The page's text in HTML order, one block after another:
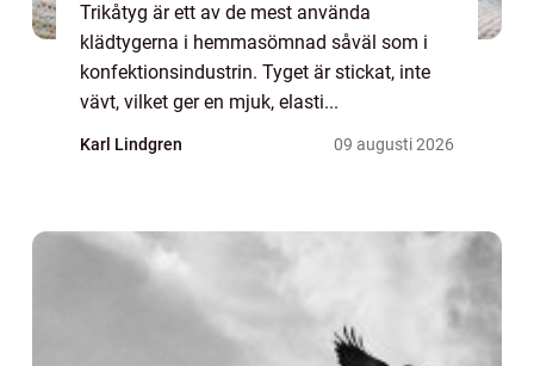
Trikåtyg är ett av de mest använda
klädtygerna i hemmasömnad såväl som i
konfektionsindustrin. Tyget är stickat, inte
vävt, vilket ger en mjuk, elasti...
Karl Lindgren 09 augusti 2026